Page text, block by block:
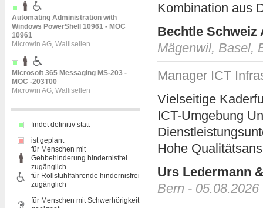
Automating Administration with
Windows PowerShell 10961 - MOC
10961
Microwin AG, Wallisellen
Microsoft 365 Messaging MS-203 -
MOC -203T00
Microwin AG, Wallisellen
findet definitiv statt
ist geplant
für Menschen mit
Gehbehinderung hindernisfrei
zugänglich
für Rollstuhlfahrende hindernisfrei
zugänglich
für Menschen mit Schwerhörigkeit
Kombination aus
Bechtle Schweiz
Mägenwil, Basel,
Manager ICT
Vielseitige
ICT-Umgebung
Hohe
Urs Ledermann
Bern - 05.08.2026